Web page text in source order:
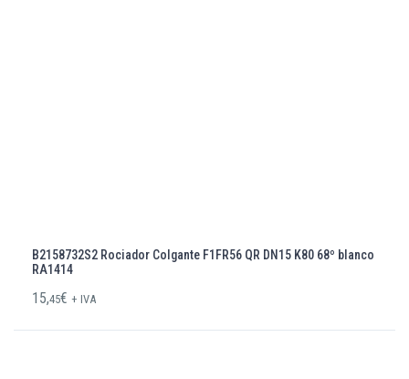
B2158732S2 Rociador Colgante F1FR56 QR DN15 K80 68º blanco
RA1414
15,45€ + IVA